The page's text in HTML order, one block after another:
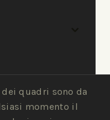
quadri sono da
momento il